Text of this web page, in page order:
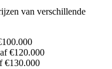
van verschillende
€120.000
€130.000